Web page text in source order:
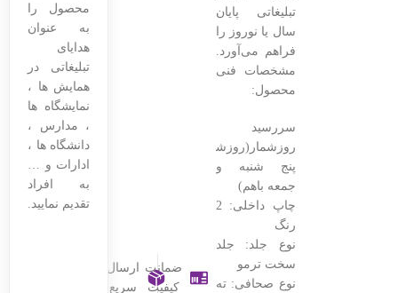
تبلیغاتی پایان
سال یا نوروز را
فراهم می‌آورد.
مشخصات فنی
محصول:
سررسید
روزشمار(روزشمار
پنج شنبه و
جمعه باهم)
چاپ داخلی: 2
رنگ
نوع جلد: جلد
سخت ترمو
نوع صحافی: ته
ضمانت
کیفیت
ارسال
سریع
محصول را
به عنوان
هدایای
تبلیغاتی در
همایش ها ،
نمایشگاه ها
، مدارس ،
دانشگاه ها ،
ادارات و …
به افراد
تقدیم نمایید.